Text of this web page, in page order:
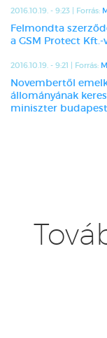
2016.10.19. - 9:23 | Forrás:
Felmondta
a GSM Protect Kft.-
2016.10.19. - 9:21 | Forrás:
Novembertől
állományának
miniszter